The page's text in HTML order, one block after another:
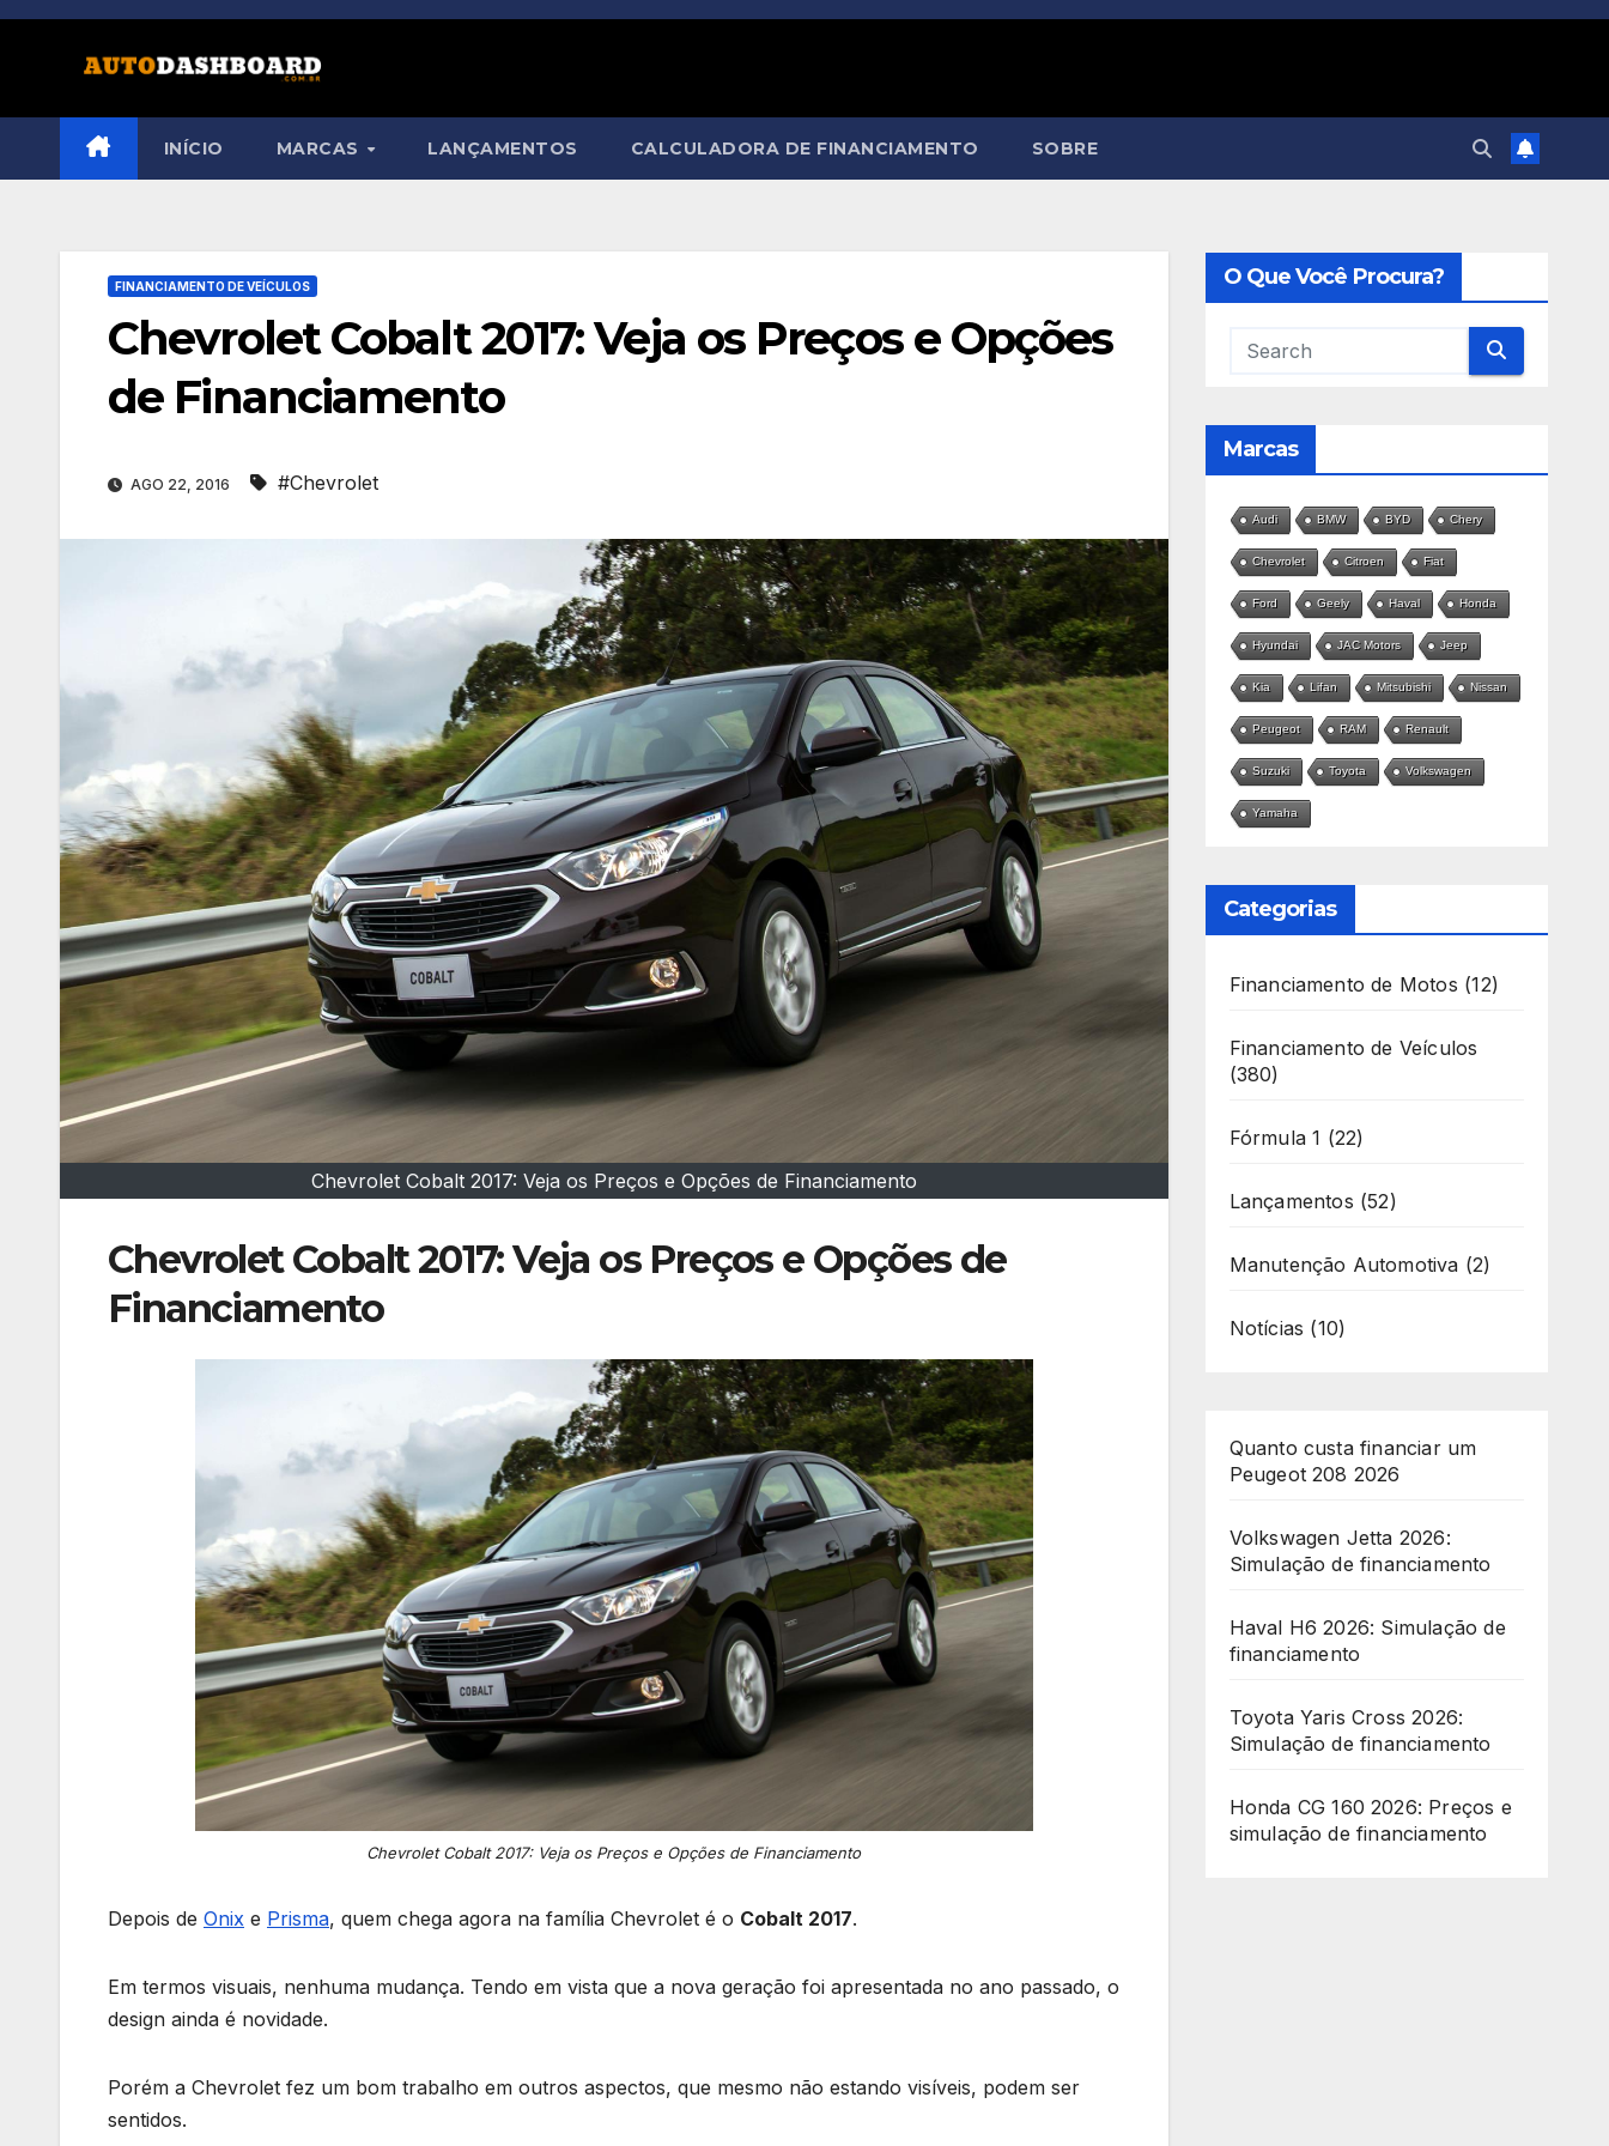
Skip
INÍCIO MARCAS LANÇAMENTOS CALCULADORA DE FINANCIAMENTO SOBRE
FINANCIAMENTO DE VEÍCULOS
Chevrolet Cobalt 2017: Veja os Preços e Opções
de Financiamento
AGO 22, 2016 #Chevrolet
Chevrolet Cobalt 2017: Veja os Preços e Opções de Financiamento
Chevrolet Cobalt 2017: Veja os Preços e Opções de
Financiamento
Chevrolet Cobalt 2017: Veja os Preços e Opções de Financiamento
Depois de Onix e Prisma, quem chega agora na família Chevrolet é o Cobalt 2017.
Em termos visuais, nenhuma mudança. Tendo em vista que a nova geração foi apresentada no ano passado, o
design ainda é novidade.
Porém a Chevrolet fez um bom trabalho em outros aspectos, que mesmo não estando visíveis, podem ser
sentidos.
O Que Você Procura?
Marcas
Audi BMW BYD Chery
Chevrolet Citroen Fiat
Ford Geely Haval Honda
Hyundai JAC Motors Jeep
Kia Lifan Mitsubishi Nissan
Peugeot RAM Renault
Suzuki Toyota Volkswagen
Yamaha
Categorias
Financiamento de Motos (12)
Financiamento de Veículos
(380)
Fórmula 1 (22)
Lançamentos (52)
Manutenção Automotiva (2)
Notícias (10)
Quanto custa financiar um
Peugeot 208 2026
Volkswagen Jetta 2026:
Simulação de financiamento
Haval H6 2026: Simulação de
financiamento
Toyota Yaris Cross 2026:
Simulação de financiamento
Honda CG 160 2026: Preços e
simulação de financiamento